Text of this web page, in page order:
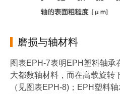
磨损与轴材料
图表EPH-7表明EPH塑料轴承
大都数轴材料，而在高载旋转
（见图表EPH-8)；EPH塑料